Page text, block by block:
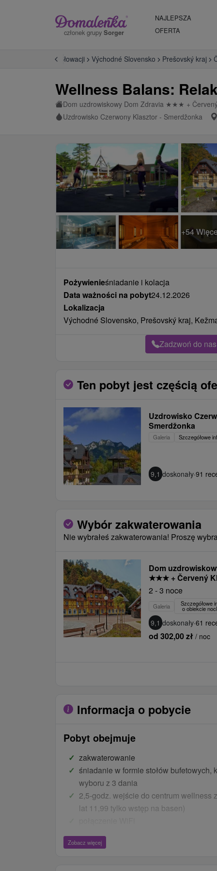
członek grupy Sorger
NAJLEPSZA
OFERTA
Uzdrowiska na Słowacji Východné Slovensko Prešovský kraj
Wellness Balans:
Dom uzdrowiskowy Dom Zdravia ★ ★ ★ +
Uzdrowisko Czerwony Klasztor - Smerdžonka
+54
Pożywienieśniadanie i kolacja
Data ważności na pobyt24.12.2026
Lokalizacja
Východné Slovensko, Prešovský kraj,
Zadzwoń do
Ten pobyt jest częścią
Uzdrowisko
Smerdžonka
Galeria Szczegółowe
9,1 doskonały·91
Wybór zakwaterowania
Nie wybrałeś zakwaterowania! Proszę
Dom
★★★ + Červený
2 - 3 noce
Galeria Szczegółowe
o obiekcie
9,1 doskonały·61
od 302,00 zł / noc
Informacja o pobycie
Pobyt obejmuje
zakwaterowanie
śniadanie w formie stołów bufetowych,
wyboru z 3 dania
2,5-godz. wejście do centrum wellness
lat 11,99 tylko wstęp na basen)
parkowanie
Zobacz więcej